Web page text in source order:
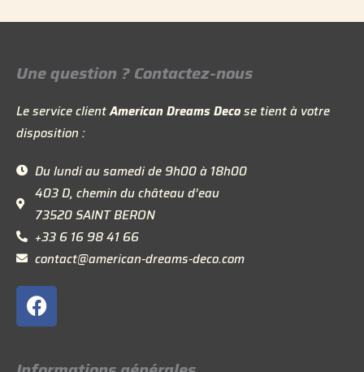
Une question ? Contactez-nous
Le service clientAmerican Dreams Decose tient à votre
disposition :
Du lundi au samedi de 9h00 à 18h00
403 D, chemin du château d’eau
73520 SAINT BERON
+33 6 16 98 41 66
contact@american-dreams-deco.com
F
a
c
e